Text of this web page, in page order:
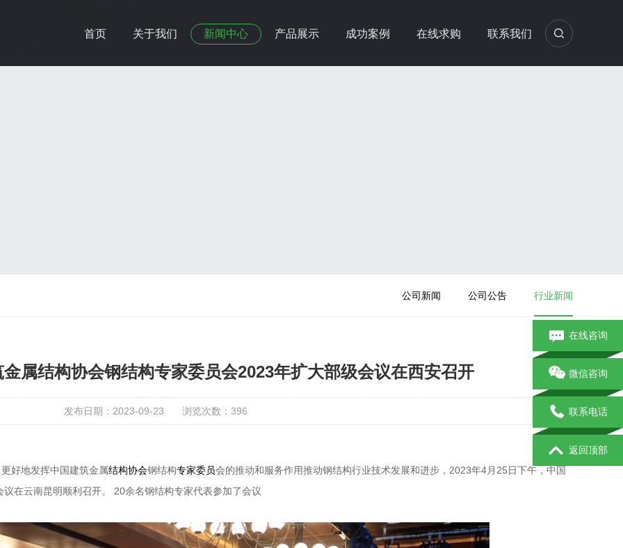
首页 关于我们 新闻中心 产品展示 成功案例 在线求购 联系我们
公司新闻 公司公告 行业新闻
属结构协会钢结构专家委员会2023年扩大部级会议在西安召开
发布日期：2023-09-23 浏览次数： 396
好地发挥中国建筑金属结构协会钢结构专家委员会的推动和服务作用推动钢结构行业技术发展和进步，2023年4月25日下午，中国
在云南昆明顺利召开。 20余名钢结构专家代表参加了会议
在线咨询
微信咨询
联系电话
返回顶部